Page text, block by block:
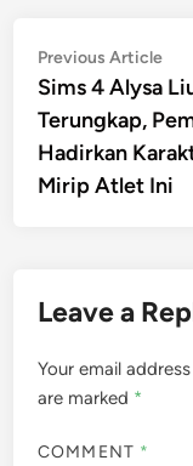
Post
navigation
Previous Article
Sims 4 Alysa
Terungkap,
Hadirkan
Mirip Atlet Ini
Leave a
Your email
are marked *
COMMENT *